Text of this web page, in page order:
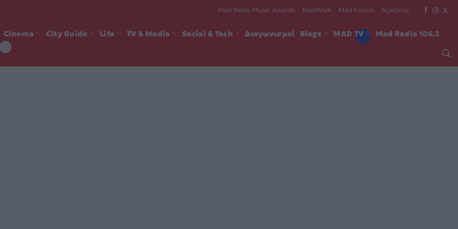
Mad Video Music Awards MadWalk Mad Forum NyxDrop
Cinema City Guide Life TV & Media Social & Tech Διαγωνισμοί Blogs MAD TV Mad Radio 106.2